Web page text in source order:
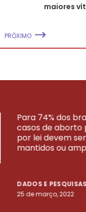
maiores
PRÓXIMO
Para 74% dos
casos de aborto
por lei devem ser
mantidos ou
DADOS E PESQUISAS
25 de março, 2022